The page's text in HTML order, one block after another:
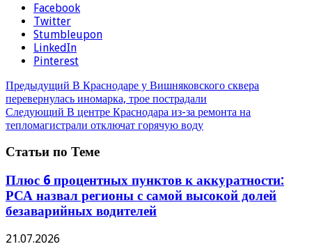
Facebook
Twitter
Stumbleupon
LinkedIn
Pinterest
Предыдущий В Краснодаре у Вишняковского сквера
перевернулась иномарка, трое пострадали
Следующий В центре Краснодара из-за ремонта на
тепломагистрали отключат горячую воду
Статьи по Теме
Плюс 6 процентных пунктов к аккуратности:
РСА назвал регионы с самой высокой долей
безаварийных водителей
21.07.2026